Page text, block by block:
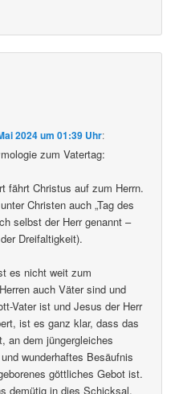
2024 um 01:39 Uhr:
zum Vatertag:
fährt Christus auf zum Herrn.
Christen auch „Tag des
selbst der Herr genannt –
Dreifaltigkeit).
es nicht weit zum
auch Väter sind und
Vater ist und Jesus der Herr
ist es ganz klar, dass das
an dem jüngergleiches
wunderhaftes Besäufnis
göttliches Gebot ist.
demütig in dies Schicksal.